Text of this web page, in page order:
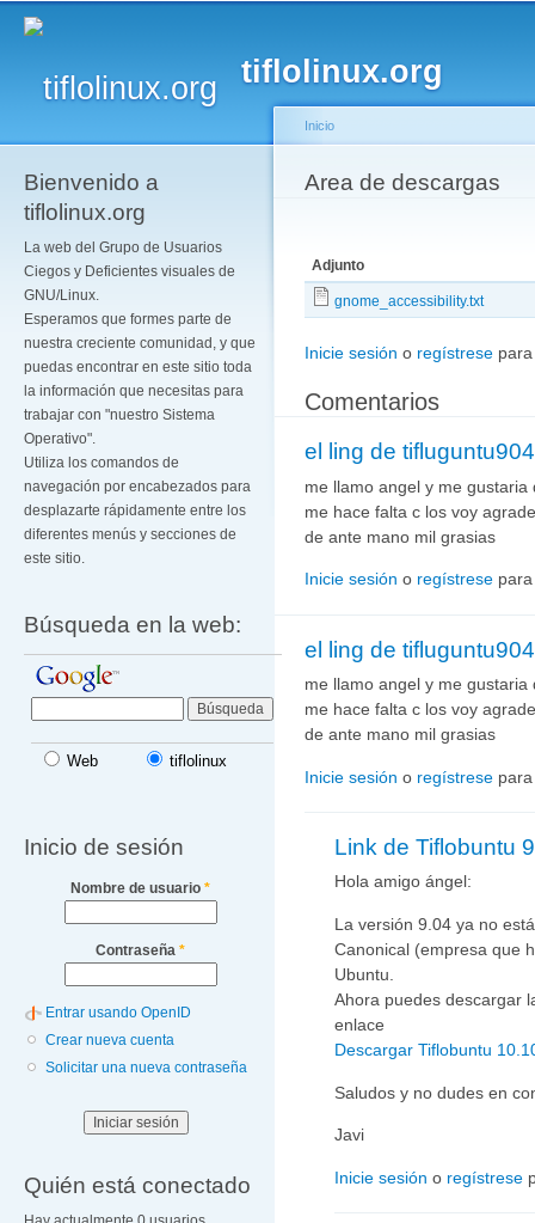
tiflolinux.org
Bienvenido a
tiflolinux.org
La web del Grupo de Usuarios
Ciegos y Deficientes visuales de
GNU/Linux.
Esperamos que formes parte de
nuestra creciente comunidad, y que
puedas encontrar en este sitio toda
la información que necesitas para
trabajar con "nuestro Sistema
Operativo".
Utiliza los comandos de
navegación por encabezados para
desplazarte rápidamente entre los
diferentes menús y secciones de
este sitio.
Búsqueda en la web:
Web tiflolinux
Inicio de sesión
Nombre de usuario *
Contraseña *
Entrar usando OpenID
Crear nueva cuenta
Solicitar una nueva contraseña
Quién está conectado
Se encuentra usted
Inicio
Area de descargas
Adjunto
gnome_accessibility.txt
Inicie sesión o regístrese
Comentarios
el ling de
me llamo angel y me
me hace falta c los voy
de ante mano mil grasias
Inicie sesión o regístrese
el ling de
me llamo angel y me
me hace falta c los voy
de ante mano mil grasias
Inicie sesión o regístrese
Link de Tiflobuntu
Hola amigo ángel:
La versión 9.04 ya no
Canonical (empresa que
Ubuntu.
Ahora puedes descargar
enlace
Descargar Tiflobuntu
Saludos y no dudes en
Javi
Inicie sesión o regístrese